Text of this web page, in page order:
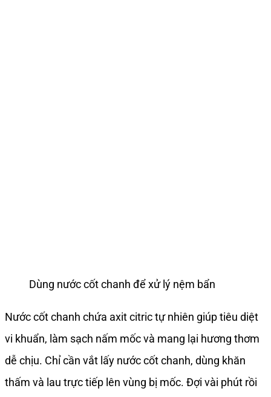
Dùng nước cốt chanh để xử lý nệm bẩn
Nước cốt chanh chứa axit citric tự nhiên giúp tiêu diệt
vi khuẩn, làm sạch nấm mốc và mang lại hương thơm
dễ chịu. Chỉ cần vắt lấy nước cốt chanh, dùng khăn
thấm và lau trực tiếp lên vùng bị mốc. Đợi vài phút rồi